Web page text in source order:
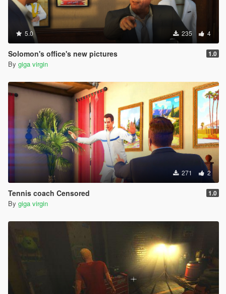
5.0 235 4
Solomon's office's new pictures 1.0
By giga virgin
271 2
Tennis coach Censored 1.0
By giga virgin